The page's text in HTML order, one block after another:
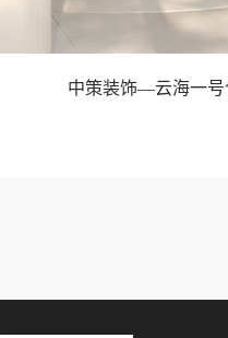
中策装饰—云海一号